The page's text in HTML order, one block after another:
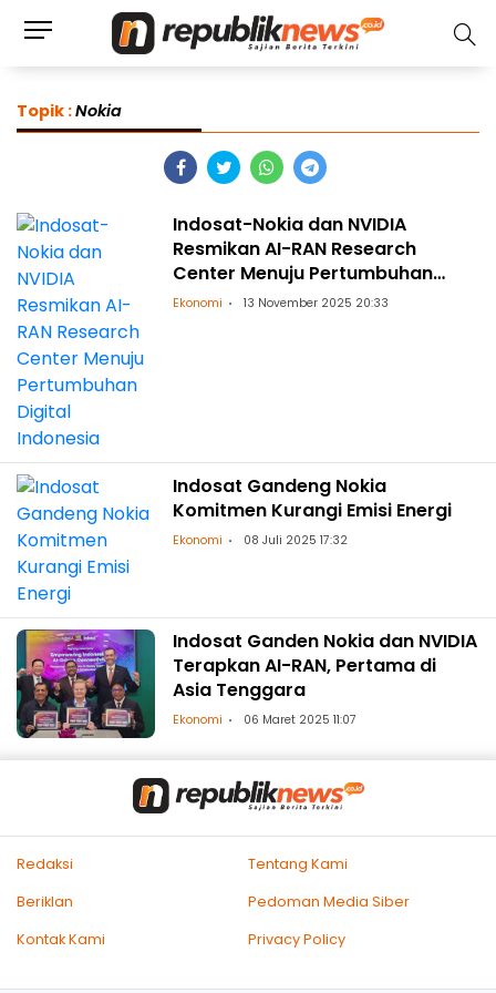
Topik :Nokia
Indosat-Nokia dan NVIDIA
Resmikan AI-RAN Research
Center Menuju Pertumbuhan
Digital Indonesia
Ekonomi 13 November 2025 20:33
Indosat Gandeng Nokia
Komitmen Kurangi Emisi Energi
Ekonomi 08 Juli 2025 17:32
Indosat Ganden Nokia dan NVIDIA
Terapkan AI-RAN, Pertama di
Asia Tenggara
Ekonomi 06 Maret 2025 11:07
Redaksi
Tentang Kami
Beriklan
Pedoman Media Siber
Kontak Kami
Privacy Policy